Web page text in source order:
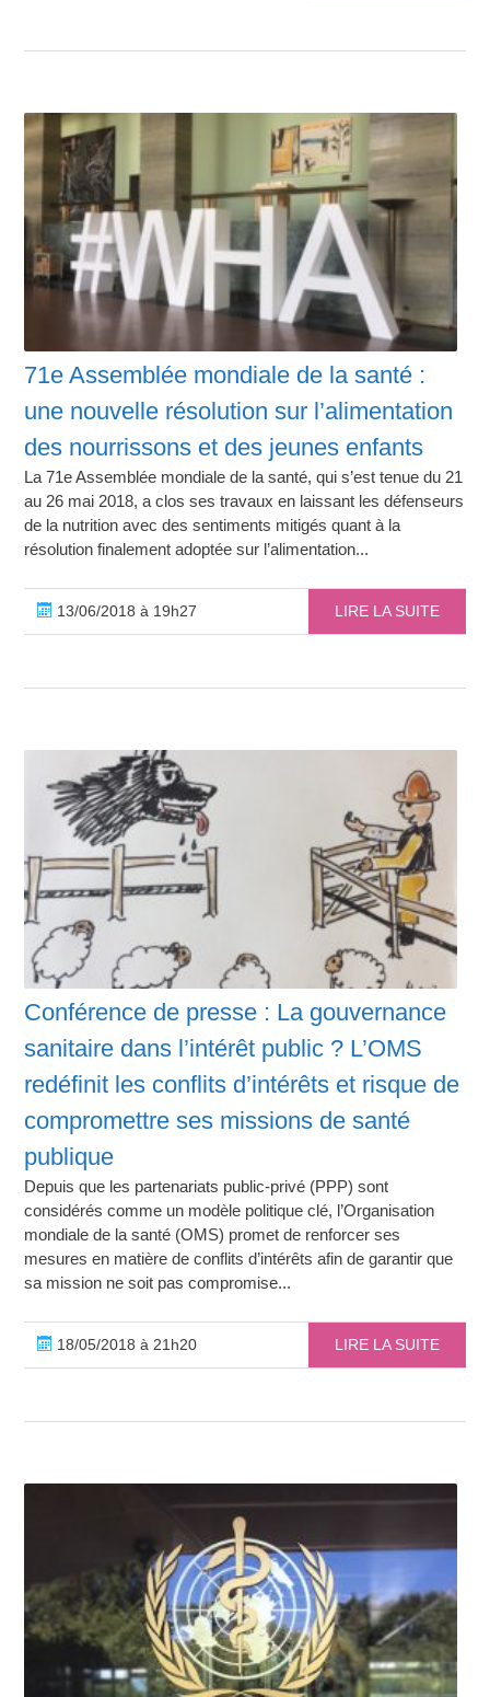
71e Assemblée mondiale de la santé :
une nouvelle résolution sur l’alimentation
des nourrissons et des jeunes enfants
La 71e Assemblée mondiale de la santé, qui s’est tenue du 21
au 26 mai 2018, a clos ses travaux en laissant les défenseurs
de la nutrition avec des sentiments mitigés quant à la
résolution finalement adoptée sur l’alimentation...
13/06/2018 à 19h27 LIRE LA SUITE
Conférence de presse : La gouvernance
sanitaire dans l’intérêt public ? L’OMS
redéfinit les conflits d’intérêts et risque de
compromettre ses missions de santé
publique
Depuis que les partenariats public-privé (PPP) sont
considérés comme un modèle politique clé, l’Organisation
mondiale de la santé (OMS) promet de renforcer ses
mesures en matière de conflits d’intérêts afin de garantir que
sa mission ne soit pas compromise...
18/05/2018 à 21h20 LIRE LA SUITE